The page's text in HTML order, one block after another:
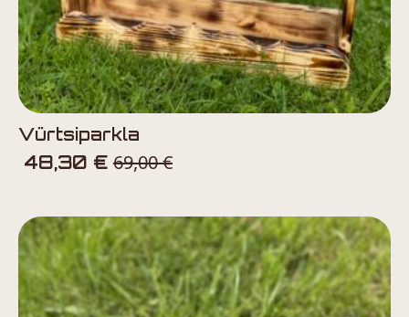
Vürtsiparkla
69,00€
48,30 €